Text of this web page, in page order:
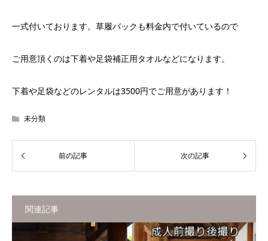
一式付いております。草履バックも料金内で付いているので
ご用意頂くのは下着や足袋補正用タオルなどになります。
下着や足袋などのレンタルは3500円でご用意があります！
未分類
関連記事